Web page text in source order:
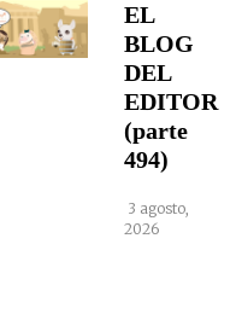
EL
BLOG
DEL
EDITOR
(parte
494)
3 agosto,
2026